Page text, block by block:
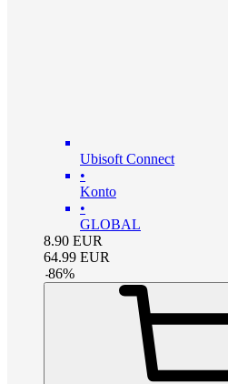
Ubisoft Connect
•
Konto
•
GLOBAL
8.90 EUR
64.99 EUR
-86%